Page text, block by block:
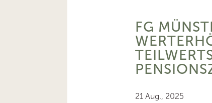
FG
21 Aug., 2025